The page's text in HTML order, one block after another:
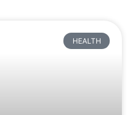
HEALTH